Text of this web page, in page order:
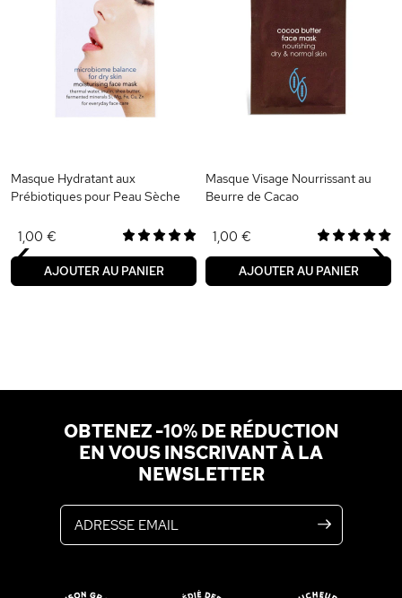
Masque Hydratant aux
Prébiotiques pour Peau Sèche
1,00 €
AJOUTER AU PANIER
Masque Visage Nourrissant au
Beurre de Cacao
1,00 €
AJOUTER AU PANIER
‹ ›
OBTENEZ -10% DE RÉDUCTION
EN VOUS INSCRIVANT À LA
NEWSLETTER